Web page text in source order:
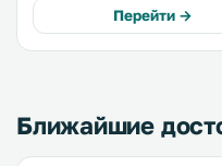
парковка на территории. .
Перейти →
Ближайшие